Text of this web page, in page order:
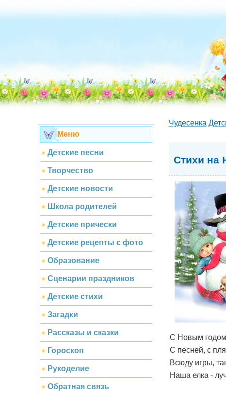
Меню
Детские песни
Творчество
Детские новости
Школа родителей
Детские прически
Детские рецепты с фото
Образование
Сценарии праздников
Детские стихи
Загадки
Рассказы и сказки
Гороскоп
Рукоделие
Обратная связь
Чудесенка
Стихи на
С Новым
С песней, с
Всюду игры,
Наша елка -